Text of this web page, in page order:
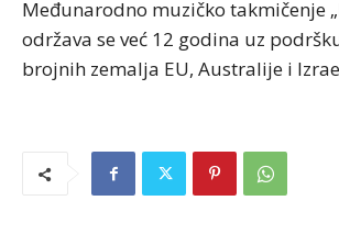
Međunarodno muzičko takmičenje
održava se već 12 godina uz
brojnih zemalja EU, Australije i